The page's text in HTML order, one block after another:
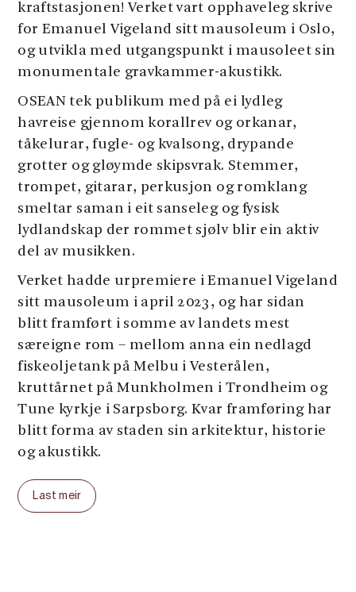
kraftstasjonen! Verket vart opphaveleg skrive
for Emanuel Vigeland sitt mausoleum i Oslo,
og utvikla med utgangspunkt i mausoleet sin
monumentale gravkammer-akustikk.
OSEAN tek publikum med på ei lydleg
havreise gjennom korallrev og orkanar,
tåkelurar, fugle- og kvalsong, drypande
grotter og gløymde skipsvrak. Stemmer,
trompet, gitarar, perkusjon og romklang
smeltar saman i eit sanseleg og fysisk
lydlandskap der rommet sjølv blir ein aktiv
del av musikken.
Verket hadde urpremiere i Emanuel Vigeland
sitt mausoleum i april 2023, og har sidan
blitt framført i somme av landets mest
særeigne rom – mellom anna ein nedlagd
fiskeoljetank på Melbu i Vesterålen,
kruttårnet på Munkholmen i Trondheim og
Tune kyrkje i Sarpsborg. Kvar framføring har
blitt forma av staden sin arkitektur, historie
og akustikk.
Når OSEAN no kjem til «kraftkatedralen»
Tysso I, møter musikken eit nytt rom prega
Last meir